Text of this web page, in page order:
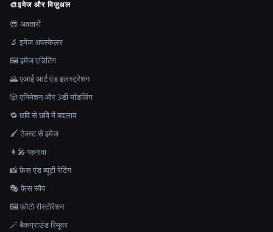
🎨इमेज और विज़ुअल
😎 अवतारों
🔬 इमेज अपस्केलर
🖼️ इमेज एडिटिंग
🌄 एआई आर्ट एंड इलस्ट्रेशन
🎲 एनिमेशन और 3डी मॉडलिंग
🔁 छवि से छवि में बदलाव
🖌️ टेक्स्ट से इमेज
👩‍🎤 पहनावा
📸 फ़ेस एंड ब्यूटी रेटिंग
🎭 फ़ेस स्वैप
🖼️ फ़ोटो रीस्टोरेशन
🪄 बैकग्राउंड रिमूवर